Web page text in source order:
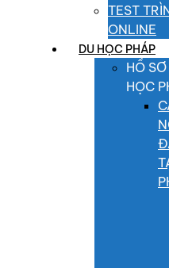
TEST
ONLINE
DU HỌC PHÁP
HỒ
HỌC